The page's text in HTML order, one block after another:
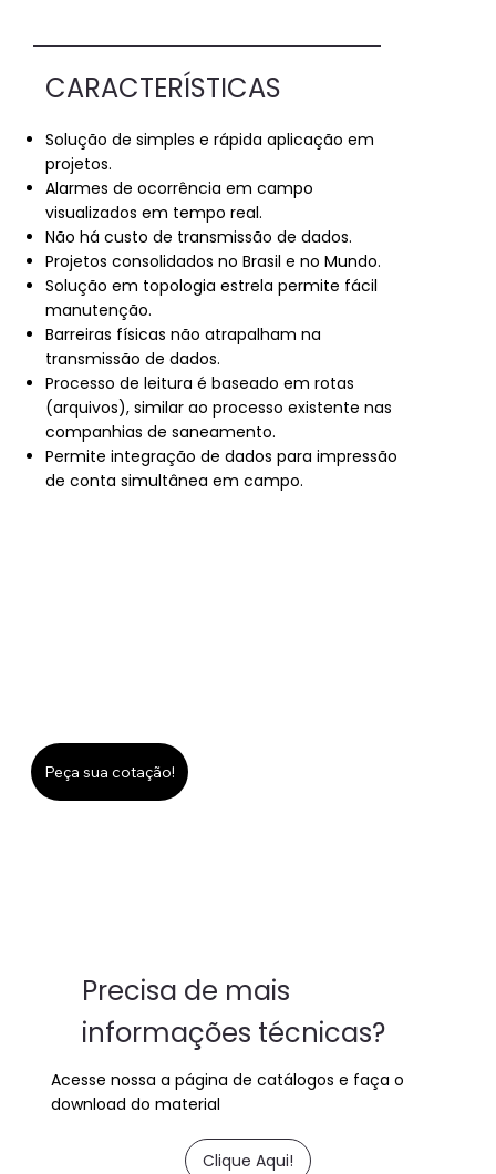
CARACTERÍSTICAS
Solução de simples e rápida aplicação em
projetos.
Alarmes de ocorrência em campo
visualizados em tempo real.
Não há custo de transmissão de dados.
Projetos consolidados no Brasil e no Mundo.
Solução em topologia estrela permite fácil
manutenção.
Barreiras físicas não atrapalham na
transmissão de dados.
Processo de leitura é baseado em rotas
(arquivos), similar ao processo existente nas
companhias de saneamento.
Permite integração de dados para impressão
de conta simultânea em campo.
Peça sua cotação!
Precisa de mais
informações técnicas?
Acesse nossa a página de catálogos e faça o
download do material
Clique Aqui!